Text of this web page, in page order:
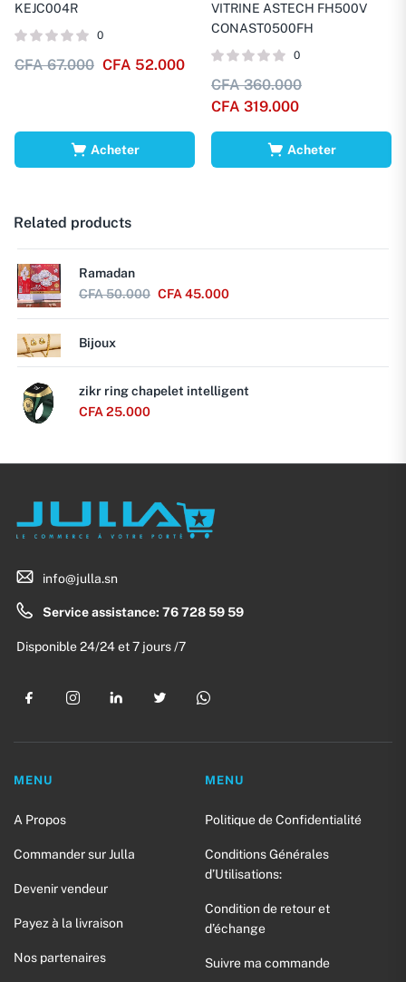
KEJC004R
0
CFA67.000 CFA 52.000
Acheter
VITRINE ASTECH FH500V
CONAST0500FH
0
CFA360.000
CFA 319.000
Acheter
Related products
Ramadan
CFA50.000 CFA45.000
Bijoux
zikr ring chapelet intelligent
CFA25.000
info@julla.sn
Service assistance: 76 728 59 59
Disponible 24/24 et 7 jours /7
MENU
A Propos
Commander sur Julla
Devenir vendeur
Payez à la livraison
Nos partenaires
MENU
Politique de Confidentialité
Conditions Générales
d’Utilisations:
Condition de retour et
d’échange
Suivre ma commande